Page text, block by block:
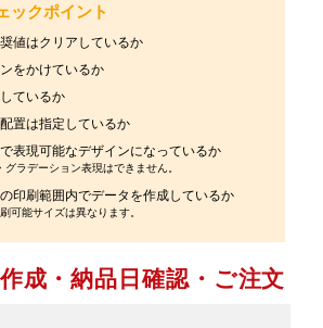
ックポイント
値はクリアしているか
をかけているか
ているか
置は指定しているか
表現可能なデザインになっているか
ラデーション表現はできません。
印刷範囲内でデータを作成しているか
可能サイズは異なります。
成・納品日確認・ご注文